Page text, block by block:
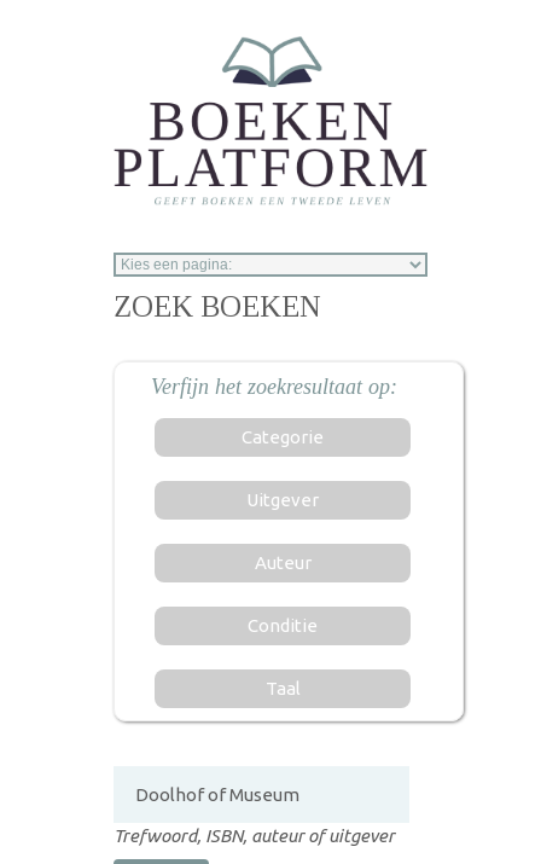
ZOEK BOEKEN
Categorie
Uitgever
Auteur
Conditie
Taal
Trefwoord, ISBN, auteur of uitgever